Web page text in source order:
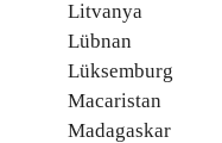
Litvanya
Lübnan
Lüksemburg
Macaristan
Madagaskar